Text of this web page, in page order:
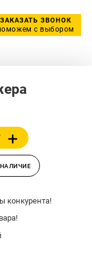
ЗАКАЗАТЬ ЗВОНОК
с выбором
НАЛИЧИЕ
конкурента!